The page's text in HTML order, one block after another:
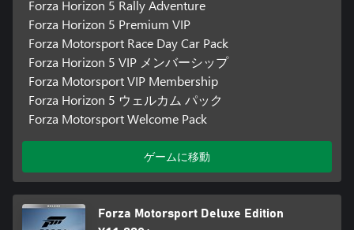
Forza Horizon 5 Rally Adventure
Forza Horizon 5 Premium VIP
Forza Motorsport Race Day Car Pack
Forza Horizon 5 VIP メンバーシップ
Forza Motorsport VIP Membership
Forza Horizon 5 ウェルカム パック
Forza Motorsport Welcome Pack
ゲームに移動
Forza Motorsport Deluxe Edition